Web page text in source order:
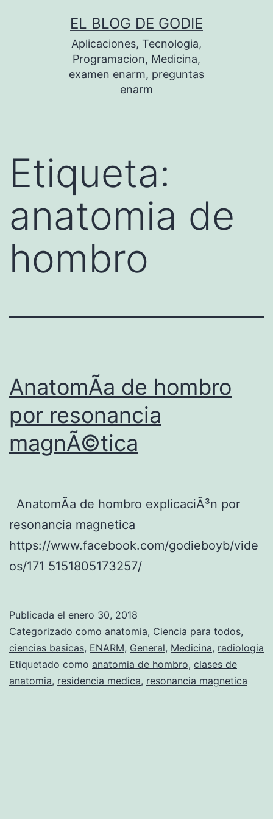
EL BLOG DE GODIE
Aplicaciones, Tecnologia,
Programacion, Medicina,
examen enarm, preguntas
enarm
Etiqueta:
anatomia de
hombro
AnatomÃ­a de hombro
por resonancia
magnÃ©tica
AnatomÃ­a de hombro explicaciÃ³n por
resonancia magnetica
https://www.facebook.com/godieboyb/vide
os/171 5151805173257/
Publicada el enero 30, 2018
Categorizado como anatomia, Ciencia para todos,
ciencias basicas, ENARM, General, Medicina, radiologia
Etiquetado como anatomia de hombro, clases de
anatomia, residencia medica, resonancia magnetica